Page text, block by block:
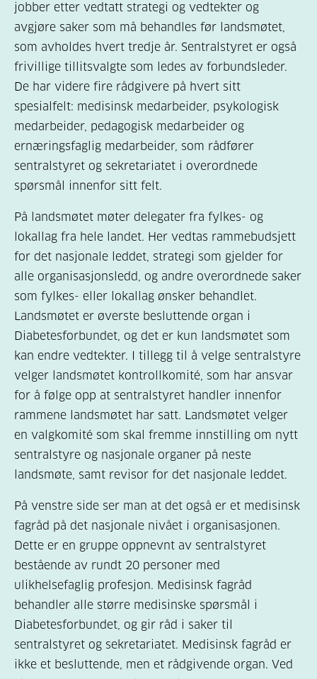
jobber etter vedtatt strategi og vedtekter og
avgjøre saker som må behandles før landsmøtet,
som avholdes hvert tredje år. Sentralstyret er også
frivillige tillitsvalgte som ledes av forbundsleder.
De har videre fire rådgivere på hvert sitt
spesialfelt: medisinsk medarbeider, psykologisk
medarbeider, pedagogisk medarbeider og
ernæringsfaglig medarbeider, som rådfører
sentralstyret og sekretariatet i overordnede
spørsmål innenfor sitt felt.
På landsmøtet møter delegater fra fylkes- og
lokallag fra hele landet. Her vedtas rammebudsjett
for det nasjonale leddet, strategi som gjelder for
alle organisasjonsledd, og andre overordnede saker
som fylkes- eller lokallag ønsker behandlet.
Landsmøtet er øverste besluttende organ i
Diabetesforbundet, og det er kun landsmøtet som
kan endre vedtekter. I tillegg til å velge sentralstyre
velger landsmøtet kontrollkomité, som har ansvar
for å følge opp at sentralstyret handler innenfor
rammene landsmøtet har satt. Landsmøtet velger
en valgkomité som skal fremme innstilling om nytt
sentralstyre og nasjonale organer på neste
landsmøte, samt revisor for det nasjonale leddet.
På venstre side ser man at det også er et medisinsk
fagråd på det nasjonale nivået i organisasjonen.
Dette er en gruppe oppnevnt av sentralstyret
bestående av rundt 20 personer med
ulikhelsefaglig profesjon. Medisinsk fagråd
behandler alle større medisinske spørsmål i
Diabetesforbundet, og gir råd i saker til
sentralstyret og sekretariatet. Medisinsk fagråd er
ikke et besluttende, men et rådgivende organ. Ved